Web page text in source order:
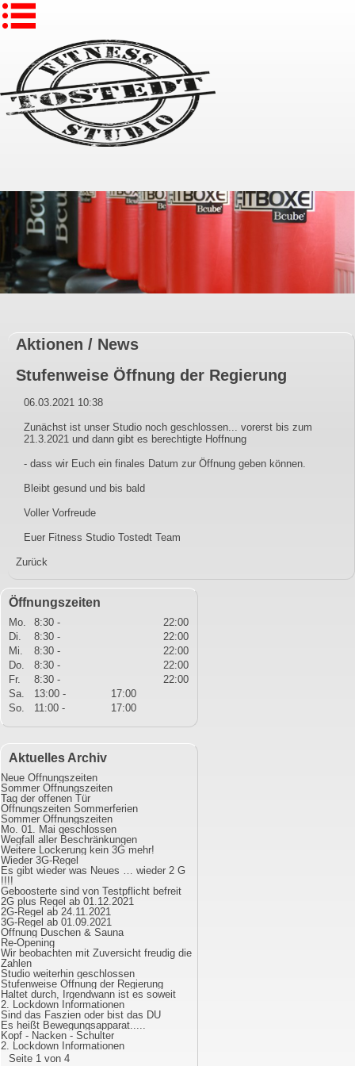
Aktionen / News
Stufenweise Öffnung der Regierung
06.03.2021 10:38
Zunächst ist unser Studio noch geschlossen... vorerst bis zum
21.3.2021 und dann gibt es berechtigte Hoffnung
- dass wir Euch ein finales Datum zur Öffnung geben können.
Bleibt gesund und bis bald
Voller Vorfreude
Euer Fitness Studio Tostedt Team
Zurück
Öffnungszeiten
Mo. 8:30 -
22:00
Di.
8:30 -
22:00
Mi.
8:30 -
22:00
Do.
8:30 -
22:00
Fr.
8:30 -
22:00
Sa.
13:00 -
17:00
So.
11:00 - 17:00
Aktuelles Archiv
Neue Öffnungszeiten
Sommer Öffnungszeiten
Tag der offenen Tür
Öffnungszeiten Sommerferien
Sommer Öffnungszeiten
Mo. 01. Mai geschlossen
Wegfall aller Beschränkungen
Weitere Lockerung kein 3G mehr!
Wieder 3G-Regel
Es gibt wieder was Neues … wieder 2 G
!!!!
Geboosterte sind von Testpflicht befreit
2G plus Regel ab 01.12.2021
2G-Regel ab 24.11.2021
3G-Regel ab 01.09.2021
Öffnung Duschen & Sauna
Re-Opening
Wir beobachten mit Zuversicht freudig die
Zahlen
Studio weiterhin geschlossen
Stufenweise Öffnung der Regierung
Haltet durch, Irgendwann ist es soweit
2. Lockdown Informationen
Sind das Faszien oder bist das DU
Es heißt Bewegungsapparat.....
Kopf - Nacken - Schulter
2. Lockdown Informationen
Seite 1 von 4